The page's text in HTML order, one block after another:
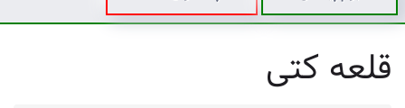
قلعه کتی